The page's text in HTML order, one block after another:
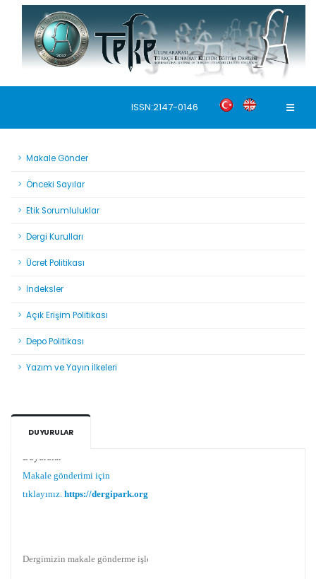
ISSN:2147-0146
Makale Gönder
Önceki Sayılar
Etik Sorumluluklar
Dergi Kurulları
Ücret Politikası
İndeksler
Açık Erişim Politikası
Depo Politikası
Yazım ve Yayın İlkeleri
DUYURULAR